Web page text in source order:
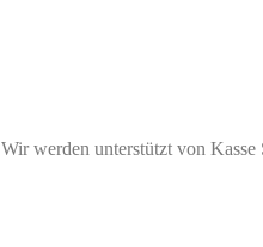
Wir werden unterstützt von Kasse